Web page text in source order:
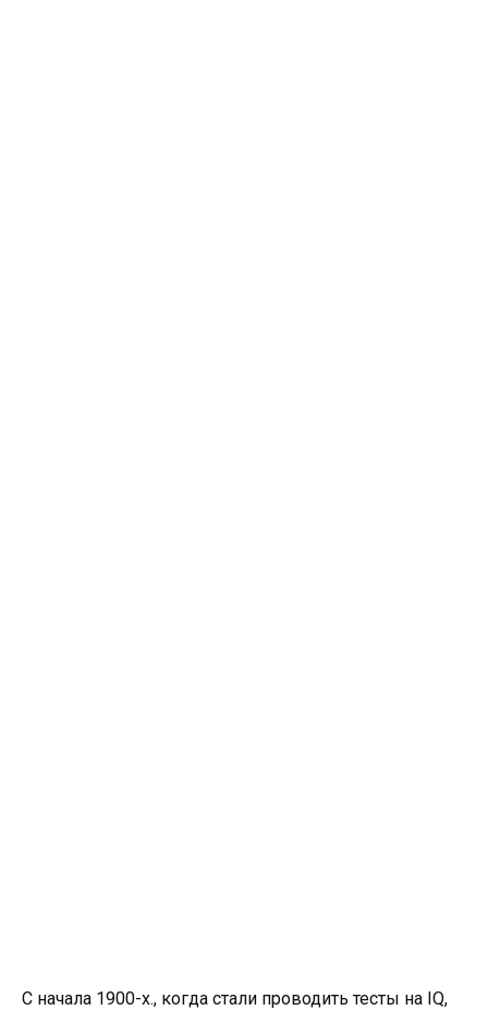
С начала 1900-х., когда стали проводить тесты на IQ,